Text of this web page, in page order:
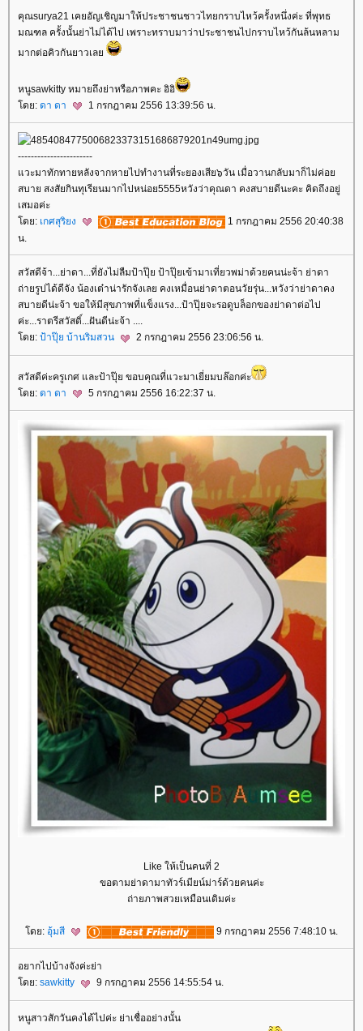
คุณsurya21 เคยอัญเชิญมาให้ประชาชนชาวไทยกราบไหว้ครั้งหนึ่งค่ะ ที่พุทธ
มณฑล ครั้งนั้นย่าไม่ได้ไป เพราะทราบมาว่าประชาชนไปกราบไหว้กันล้นหลาม
มากต่อคิวกันยาวเล
หนูsawkitty หมายถึงย่าหรือภาพคะ อิอิ
ดย: ดา ดา 1 กรกฎาคม 2556 13:39:56 น.
-----------------------
วะมาทักทายหลังจากหายไปทำงานที่ระยองเสีย๖วัน เมื่อวานกลับมาก็ไม่ค่อ
สบาย สงสัยกินทุเรียนมากไปหน่อย5555หวังว่าคุณดา คงสบายดีนะคะ คิดถึงอยู่
เสมอค่ะ
ดย: เกศสุริยง
1 กรกฎาคม 2556 20:40:38
น.
สวัสดีจ้า...ย่าดา...ที่ยังไม่ลืมป้าปุ๊ย ป้าปุ๊ยเข้ามาเที่ยวพม่าด้วยคนน่ะจ้า ย่าดา
ถ่ายรูปได้ดีจัง น้องเต๋าน่ารักจังเลย คงเหมื่อนย่าดาตอนวัยรุ่น...หวังว่าย่าดาคง
สบายดีน่ะจ้า ขอให้มีสุขภาพที่แข็งแรง...ป้าปุ๊ยจะรอดูบล็อกของย่าดาต่อไป
ค่ะ...ราตรีสวัสดิ์...ฝันดีน่ะจ้า ....
ดย: ป้าปุ๊ย บ้านริมสวน 2 กรกฎาคม 2556 23:06:56 น.
สวัสดีค่ะครูเกศ และป้าปุ๊ย ขอบคุณที่แวะมาเยี่ยมบล๊อกค่ะ
ดย: ดา ดา 5 กรกฎาคม 2556 16:22:37 น.
Like ให้เป็นคนที่ 2
ขอตามย่าดามาทัวร์เมียน์ม่าร์ด้วยคนค่ะ
ถ่ายภาพสวยเหมือนเดิมค่ะ
ดย: อุ้มสี 9 กรกฎาคม 2556 7:48:10 น.
อยากไปบ้างจังค่ะย่า
ดย: sawkitty 9 กรกฎาคม 2556 14:55:54 น.
หนูสาวสักวันคงได้ไปค่ะ ย่าเชื่ออย่างนั้น